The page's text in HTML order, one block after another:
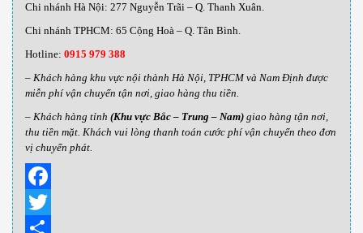
Chi nhánh Hà Nội: 277 Nguyễn Trãi – Q. Thanh Xuân.
Chi nhánh TPHCM: 65 Cộng Hoà – Q. Tân Bình.
Hotline: 0915 979 388
– Khách hàng khu vực nội thành Hà Nội, TPHCM và Nam Định được
miễn phí vận chuyển tận nơi, giao hàng thu tiền.
– Khách hàng tỉnh (Khu vực Bắc – Trung – Nam) giao hàng tận nơi,
thu tiền mặt. Khách vui lòng thanh toán cước phí vận chuyển theo đơn
vị chuyển phát.
Facebook
Twitter